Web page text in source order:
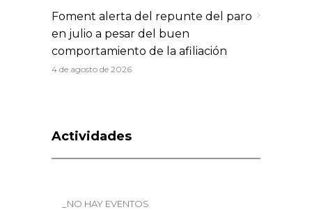
Foment alerta del repunte del paro
en julio a pesar del buen
comportamiento de la afiliación
4 de agosto de 2026
Actividades
_NO HAY EVENTOS